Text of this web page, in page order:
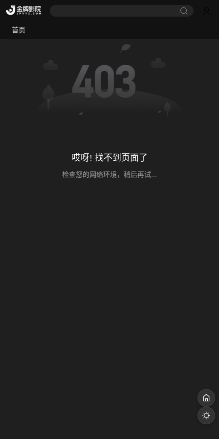
首页
哎呀! 找不到页面了
检查您的网络环境，稍后再试...